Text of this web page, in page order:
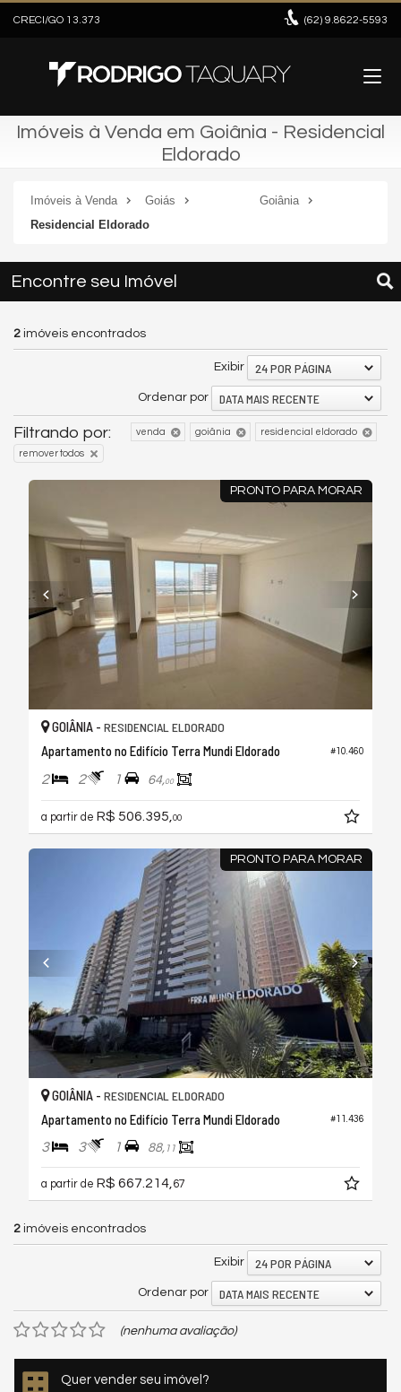
CRECI/GO 13.373 (62) 9.8622-5593
Imóveis à Venda em Goiânia - Residencial
Eldorado
Imóveis à Venda Goiás
Goiânia
Residencial Eldorado
Encontre seu Imóvel
2 imóveis encontrados
Exibir 24 POR PÁGINA
Ordenar por DATA MAIS RECENTE
Filtrando por: venda goiânia residencial eldorado
remover todos
PRONTO PARA MORAR
#10.460
GOIÂNIA - RESIDENCIAL ELDORADO
Apartamento no Edifício Terra Mundi Eldorado
2 2 1 64,00
a partir de R$ 506.395, 00
PRONTO PARA MORAR
#11.436
GOIÂNIA - RESIDENCIAL ELDORADO
Apartamento no Edifício Terra Mundi Eldorado
3 3 1 88, 11
a partir de R$ 667.214,67
2 imóveis encontrados
Exibir 24 POR PÁGINA
Ordenar por DATA MAIS RECENTE
(nenhuma avaliação)
Quer vender seu imóvel?